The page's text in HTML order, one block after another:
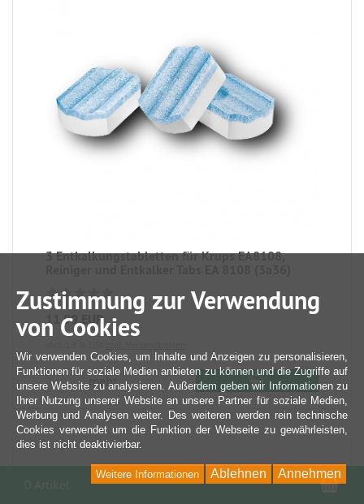
3 Entkalkungstabletten für Krups EA8108,
11,99 EUR
mehr...
Zustimmung zur Verwendung
von Cookies
Wir verwenden Cookies, um Inhalte und Anzeigen zu personalisieren,
Funktionen für soziale Medien anbieten zu können und die Zugriffe auf
unsere Website zu analysieren. Außerdem geben wir Informationen zu
Ihrer Nutzung unserer Website an unsere Partner für soziale Medien,
Werbung und Analysen weiter. Des weiteren werden rein technische
Cookies verwendet um die Funktion der Webseite zu gewährleisten,
dies ist nicht deaktivierbar.
Annehmen
Ablehnen
Weitere Informationen